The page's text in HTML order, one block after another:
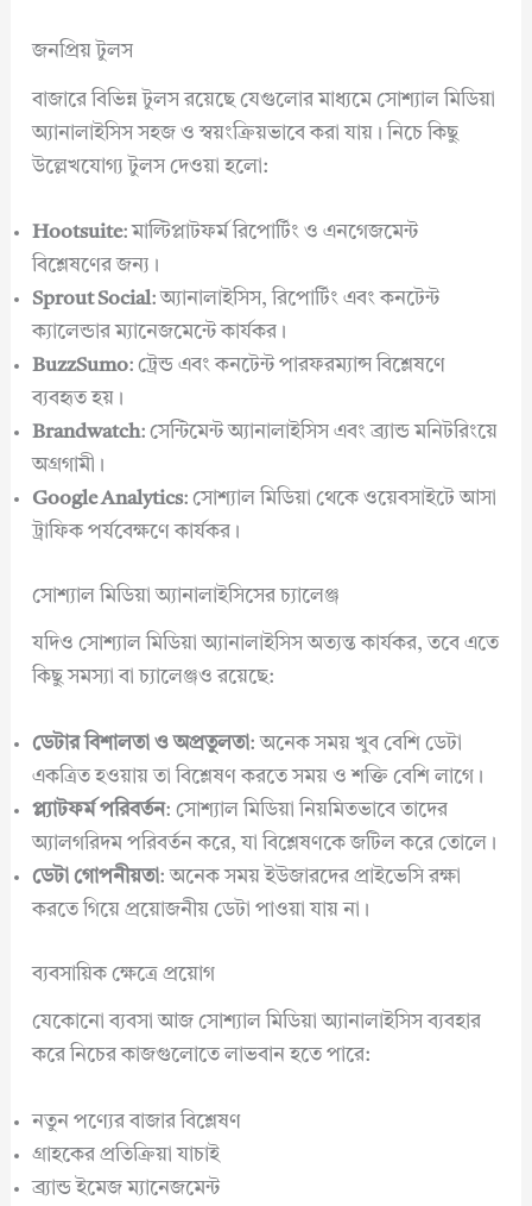
জনপ্রিয় টুলস
বাজারে বিভিন্ন টুলস রয়েছে যেগুলোর মাধ্যমে সোশ্যাল মিডিয়া
অ্যানালাইসিস সহজ ও স্বয়ংক্রিয়ভাবে করা যায়। নিচে কিছু
উল্লেখযোগ্য টুলস দেওয়া হলো:
Hootsuite: মাল্টিপ্লাটফর্ম রিপোর্টিং ও এনগেজমেন্ট
বিশ্লেষণের জন্য।
Sprout Social: অ্যানালাইসিস, রিপোর্টিং এবং কনটেন্ট
ক্যালেন্ডার ম্যানেজমেন্টে কার্যকর।
BuzzSumo: ট্রেন্ড এবং কনটেন্ট পারফরম্যান্স বিশ্লেষণে
ব্যবহৃত হয়।
Brandwatch: সেন্টিমেন্ট অ্যানালাইসিস এবং ব্র্যান্ড মনিটরিংয়ে
অগ্রগামী।
Google Analytics: সোশ্যাল মিডিয়া থেকে ওয়েবসাইটে আসা
ট্রাফিক পর্যবেক্ষণে কার্যকর।
সোশ্যাল মিডিয়া অ্যানালাইসিসের চ্যালেঞ্জ
যদিও সোশ্যাল মিডিয়া অ্যানালাইসিস অত্যন্ত কার্যকর, তবে এতে
কিছু সমস্যা বা চ্যালেঞ্জও রয়েছে:
ডেটার বিশালতা ও অপ্রতুলতা: অনেক সময় খুব বেশি ডেটা
একত্রিত হওয়ায় তা বিশ্লেষণ করতে সময় ও শক্তি বেশি লাগে।
প্ল্যাটফর্ম পরিবর্তন: সোশ্যাল মিডিয়া নিয়মিতভাবে তাদের
অ্যালগরিদম পরিবর্তন করে, যা বিশ্লেষণকে জটিল করে তোলে।
ডেটা গোপনীয়তা: অনেক সময় ইউজারদের প্রাইভেসি রক্ষা
করতে গিয়ে প্রয়োজনীয় ডেটা পাওয়া যায় না।
ব্যবসায়িক ক্ষেত্রে প্রয়োগ
যেকোনো ব্যবসা আজ সোশ্যাল মিডিয়া অ্যানালাইসিস ব্যবহার
করে নিচের কাজগুলোতে লাভবান হতে পারে:
নতুন পণ্যের বাজার বিশ্লেষণ
গ্রাহকের প্রতিক্রিয়া যাচাই
ব্র্যান্ড ইমেজ ম্যানেজমেন্ট